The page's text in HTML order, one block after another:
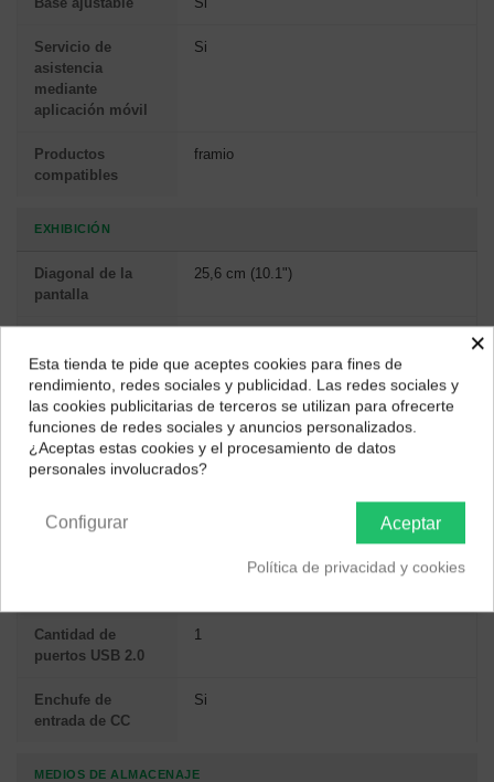
Servicio de
asistencia
mediante
aplicación móvil
Si
Productos
compatibles
framio
EXHIBICIÓN
Diagonal de la
pantalla
25,6 cm (10.1")
pantalla
Pantalla IPS
Pantalla táctil Si
Cantidad de
puertos USB 2.0
1
Enchufe de
entrada de CC
Si
MEDIOS DE ALMACENAJE
¿Dónde deseas recibir tu pedido?
Selecciona tu ubicación para mostrarte los precios e
impuestos correctos para tu región.
×
Esta tienda te pide que aceptes cookies para fines de
rendimiento, redes sociales y publicidad. Las redes sociales y
las cookies publicitarias de terceros se utilizan para ofrecerte
funciones de redes sociales y anuncios personalizados.
¿Aceptas estas cookies y el procesamiento de datos
personales involucrados?
Aceptar
Configurar
Política de privacidad y cookies